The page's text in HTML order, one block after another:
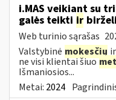
i.MAS veikiant su
galės teikti ir
Web turinio sąrašas
Valstybinė mokesčių
ne visi klientai šiuo
Išmaniosios...
Metai: 2024